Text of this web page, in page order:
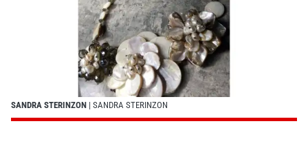
SANDRA STERINZON | SANDRA STERINZON